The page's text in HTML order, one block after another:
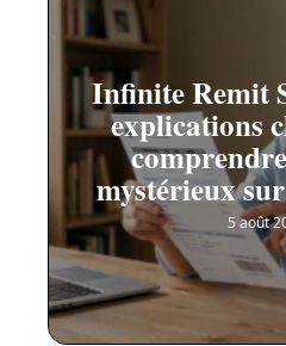
Infinite Remit
explications
mystérieux
5 août